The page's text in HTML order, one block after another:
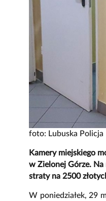
foto: Lubuska Policja
Kamery miejskiego
w Zielonej Górze. Na
straty na 2500
W poniedziałek, 29